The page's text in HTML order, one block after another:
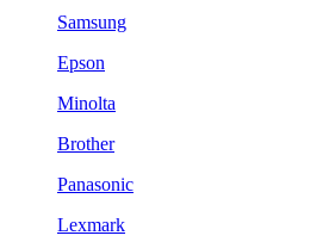
Samsung
Epson
Minolta
Brother
Panasonic
Lexmark